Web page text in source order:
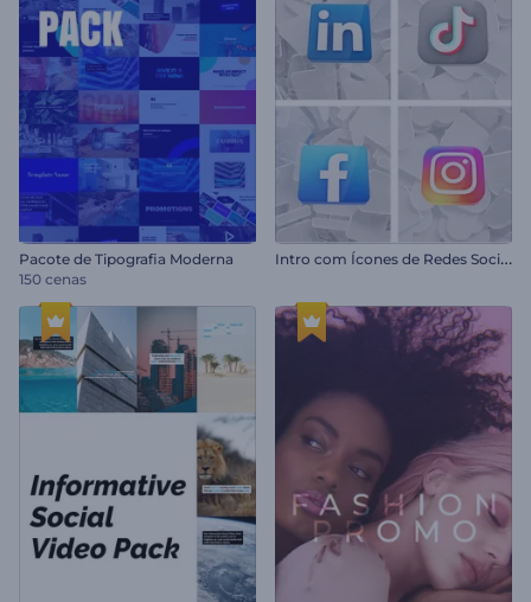
Pacote de Tipografia Moderna
150 cenas
I
ntro com Ícones de Redes Sociais